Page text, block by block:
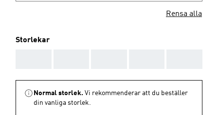
Rensa alla
Storlekar
Normal storlek. Vi rekommenderar att du beställer
din vanliga storlek.